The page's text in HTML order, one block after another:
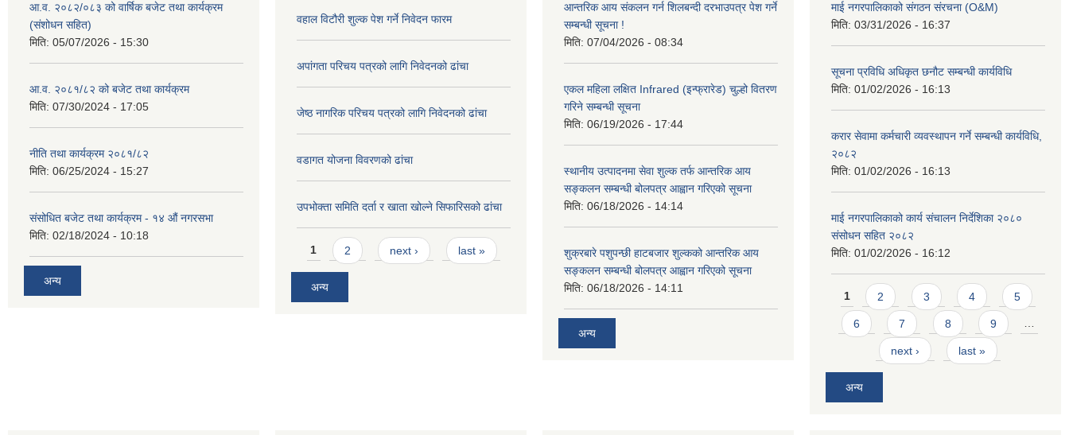
आ.व. २०८२/०८३ को वार्षिक बजेट तथा कार्यक्रम
(संशोधन सहित)
मिति: 05/07/2026 - 15:30
आ.व. २०८१/८२ को बजेट तथा कार्यक्रम
मिति: 07/30/2024 - 17:05
नीति तथा कार्यक्रम २०८१/८२
मिति: 06/25/2024 - 15:27
संसोधित बजेट तथा कार्यक्रम - १४ औं नगरसभा
मिति: 02/18/2024 - 10:18
अन्य
वहाल विटौरी शुल्क पेश गर्ने निवेदन फारम
अपांगता परिचय पत्रको लागि निवेदनको ढांचा
जेष्ठ नागरिक परिचय पत्रको लागि निवेदनको ढांचा
वडागत योजना विवरणको ढांचा
उपभोक्ता समिति दर्ता र खाता खोल्ने सिफारिसको ढांचा
Pages
1 2 next › last »
अन्य
आन्तरिक आय संकलन गर्न शिलबन्दी दरभाउपत्र पेश गर्ने
सम्बन्धी सूचना !
मिति: 07/04/2026 - 08:34
एकल महिला लक्षित Infrared (इन्फ्रारेड) चुल्हो वितरण
गरिने सम्बन्धी सूचना
मिति: 06/19/2026 - 17:44
स्थानीय उत्पादनमा सेवा शुल्क तर्फ आन्तरिक आय
सङ्कलन सम्बन्धी बोलपत्र आह्वान गरिएको सूचना
मिति: 06/18/2026 - 14:14
शुक्रबारे पशुपन्छी हाटबजार शुल्कको आन्तरिक आय
सङ्कलन सम्बन्धी बोलपत्र आह्वान गरिएको सूचना
मिति: 06/18/2026 - 14:11
अन्य
माई नगरपालिकाको संगठन संरचना (O&M)
मिति: 03/31/2026 - 16:37
सूचना प्रविधि अधिकृत छनौट सम्बन्धी कार्यविधि
मिति: 01/02/2026 - 16:13
करार सेवामा कर्मचारी व्यवस्थापन गर्ने सम्बन्धी कार्यविधि,
२०८२
मिति: 01/02/2026 - 16:13
माई नगरपालिकाको कार्य संचालन निर्देशिका २०८०
संसोधन सहित २०८२
मिति: 01/02/2026 - 16:12
Pages
1 2 3 4 5
6 7 8 9 …
next › last »
अन्य